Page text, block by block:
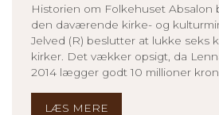
Historien om Folkehuset Absalon
den daværende kirke- og
Jelved (R) beslutter at lukke seks
kirker. Det vækker opsigt, da
2014 lægger godt 10 millioner
LÆS MERE